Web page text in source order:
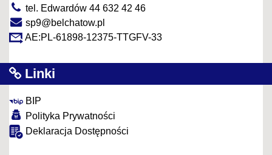
tel. Edwardów 44 632 42 46
sp9@belchatow.pl
AE:PL-61898-12375-TTGFV-33
Linki
BIP
Polityka Prywatności
Deklaracja Dostępności